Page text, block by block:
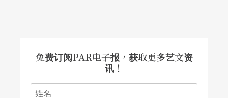
免费订阅PAR电子报，获取更多艺文资
讯！